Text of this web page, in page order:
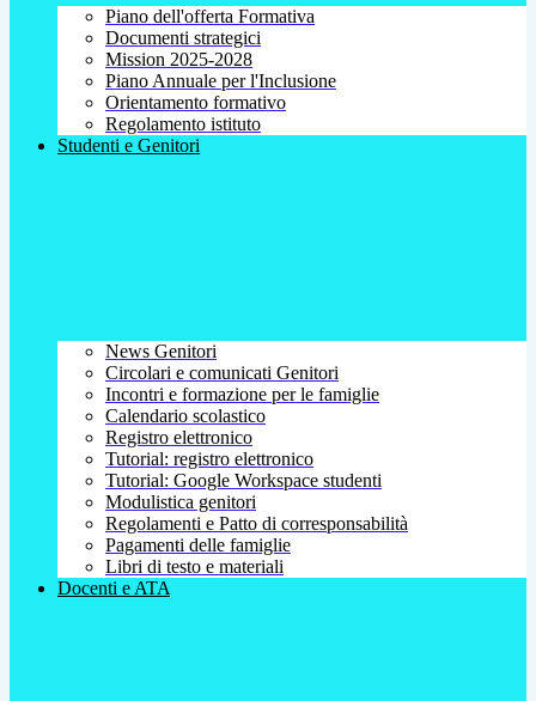
Piano dell'offerta Formativa
Documenti strategici
Mission 2025-2028
Piano Annuale per l'Inclusione
Orientamento formativo
Regolamento istituto
Studenti e Genitori
News Genitori
Circolari e comunicati Genitori
Incontri e formazione per le famiglie
Calendario scolastico
Registro elettronico
Tutorial: registro elettronico
Tutorial: Google Workspace studenti
Modulistica genitori
Regolamenti e Patto di corresponsabilità
Pagamenti delle famiglie
Libri di testo e materiali
Docenti e ATA